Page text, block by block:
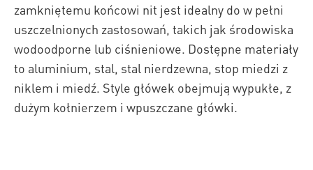
zamkniętemu końcowi nit jest idealny do w pełni
uszczelnionych zastosowań, takich jak środowiska
wodoodporne lub ciśnieniowe. Dostępne materiały
to aluminium, stal, stal nierdzewna, stop miedzi z
niklem i miedź. Style główek obejmują wypukłe, z
dużym kołnierzem i wpuszczane główki.